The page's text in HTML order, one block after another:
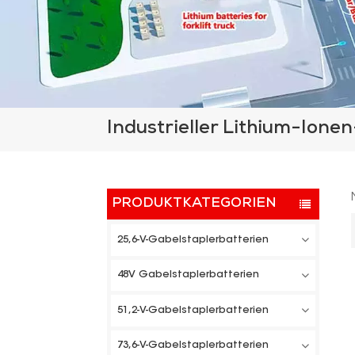
Industrieller Lithium-
PRODUKTKATEGORIEN
25,6-V-Gabelstaplerbatterien
48V Gabelstaplerbatterien
51,2-V-Gabelstaplerbatterien
73,6-V-Gabelstaplerbatterien